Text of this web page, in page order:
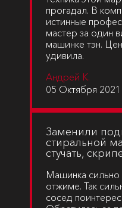
прогадал. В
истинные
мастер за один
машинке тэн.
удивила.
Андрей К.
05 Октября 2021
Заменили
стиральной
стучать,
Машинка сильно
отжиме. Так
сосед